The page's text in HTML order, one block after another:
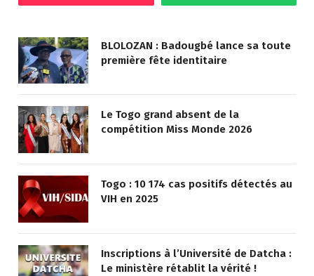
BLOLOZAN : Badougbé lance sa toute
première fête identitaire
Le Togo grand absent de la
compétition Miss Monde 2026
Togo : 10 174 cas positifs détectés au
VIH en 2025
Inscriptions à l’Université de Datcha :
Le ministère rétablit la vérité !